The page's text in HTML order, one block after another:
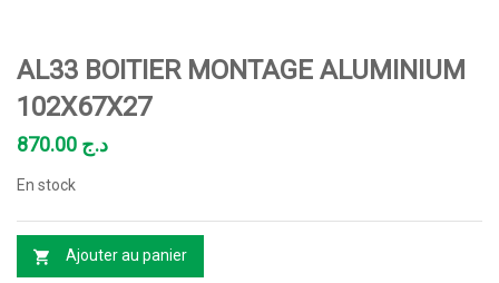
AL33 BOITIER MONTAGE ALUMINIUM
102X67X27
د.ج
En stock
Ajouter au panier